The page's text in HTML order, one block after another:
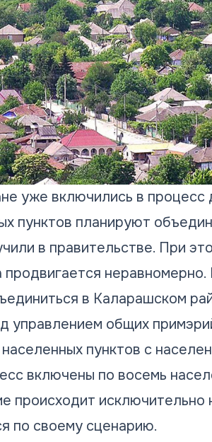
уже включились в процесс
пунктов планируют
в правительстве. При
в Каларашском
управлением общих
пунктов с
включены по восемь
происходит исключительно
по своему сценарию.